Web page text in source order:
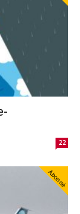
22
Abonné